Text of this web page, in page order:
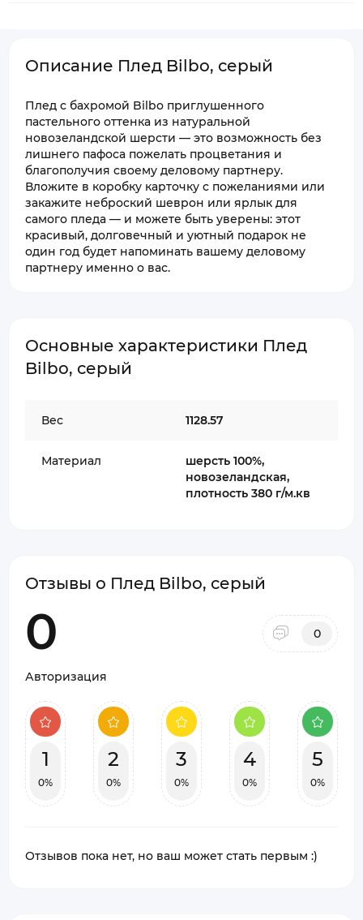
Описание Плед Bilbo, серый
Плед с бахромой Bilbo приглушенного
пастельного оттенка из натуральной
новозеландской шерсти — это возможность без
лишнего пафоса пожелать процветания и
благополучия своему деловому партнеру.
Вложите в коробку карточку с пожеланиями или
закажите неброский шеврон или ярлык для
самого пледа — и можете быть уверены: этот
красивый, долговечный и уютный подарок не
один год будет напоминать вашему деловому
партнеру именно о вас.
Основные характеристики Плед
Bilbo, серый
Вес 1128.57
Материал
шерсть 100%,
новозеландская,
плотность 380 г/м.кв
Отзывы о Плед Bilbo, серый
0 0
Авторизация
1
0%
2
0%
3
0%
4
0%
5
0%
Отзывов пока нет, но ваш может стать первым :)